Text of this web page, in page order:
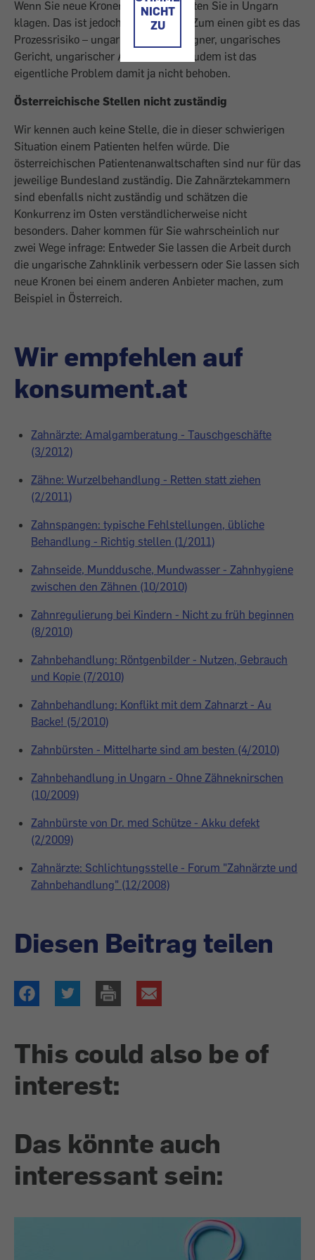
NICHT
ZU
Wenn Sie neue Kronen wollen, müssten Sie in Ungarn
klagen. Das ist jedoch nicht ratsam: Zum einen gibt es das
Prozessrisiko – ungarischer Klagsgegner, ungarisches
Gericht, ungarischer Anwalt –, und zudem ist das
eigentliche Problem damit ja nicht behoben.
Österreichische Stellen nicht zuständig
Wir kennen auch keine Stelle, die in dieser schwierigen
Situation einem Patienten helfen würde. Die
österreichischen Patientenanwaltschaften sind nur für das
jeweilige Bundesland zuständig. Die Zahnärztekammern
sind ebenfalls nicht zuständig und schätzen die
Konkurrenz im Osten verständlicherweise nicht
besonders. Daher kommen für Sie wahrscheinlich nur
zwei Wege infrage: Entweder Sie lassen die Arbeit durch
die ungarische Zahnklinik verbessern oder Sie lassen sich
neue Kronen bei einem anderen Anbieter machen, zum
Beispiel in Österreich.
Wir empfehlen auf
konsument.at
Zahnärzte: Amalgamberatung - Tauschgeschäfte
(3/2012)
Zähne: Wurzelbehandlung - Retten statt ziehen
(2/2011)
Zahnspangen: typische Fehlstellungen, übliche
Behandlung - Richtig stellen (1/2011)
Zahnseide, Munddusche, Mundwasser - Zahnhygiene
zwischen den Zähnen (10/2010)
Zahnregulierung bei Kindern - Nicht zu früh beginnen
(8/2010)
Zahnbehandlung: Röntgenbilder - Nutzen, Gebrauch
und Kopie (7/2010)
Zahnbehandlung: Konflikt mit dem Zahnarzt - Au
Backe! (5/2010)
Zahnbürsten - Mittelharte sind am besten (4/2010)
Zahnbehandlung in Ungarn - Ohne Zähneknirschen
(10/2009)
Zahnbürste von Dr. med Schütze - Akku defekt
(2/2009)
Zahnärzte: Schlichtungsstelle - Forum "Zahnärzte und
Zahnbehandlung" (12/2008)
Diesen Beitrag teilen
This could also be of
interest:
Das könnte auch
interessant sein: